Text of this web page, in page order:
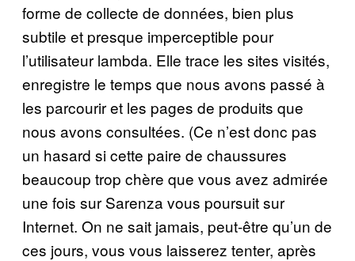
forme de collecte de données, bien plus
subtile et presque imperceptible pour
l’utilisateur lambda. Elle trace les sites visités,
enregistre le temps que nous avons passé à
les parcourir et les pages de produits que
nous avons consultées. (Ce n’est donc pas
un hasard si cette paire de chaussures
beaucoup trop chère que vous avez admirée
une fois sur Sarenza vous poursuit sur
Internet. On ne sait jamais, peut-être qu’un de
ces jours, vous vous laisserez tenter, après